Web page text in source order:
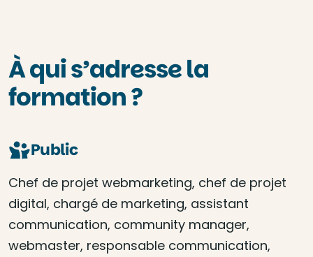
À qui s’adresse la
formation ?
Public
Chef de projet webmarketing, chef de projet
digital, chargé de marketing, assistant
communication, community manager,
webmaster, responsable communication,